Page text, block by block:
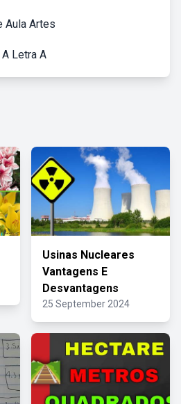
Aula Artes
Letra A
Usinas Nucleares
Vantagens E
Desvantagens
25 September 2024